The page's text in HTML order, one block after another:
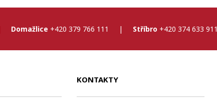
Domažlice +420 379 766 111 | Stříbro +420 374 633 911
KONTAKTY